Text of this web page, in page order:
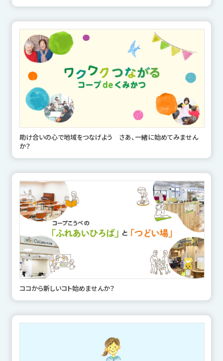
助け合いの心で地域をつなげよう さあ、一緒に始めてみません
か？
ココから新しいコト始めませんか？